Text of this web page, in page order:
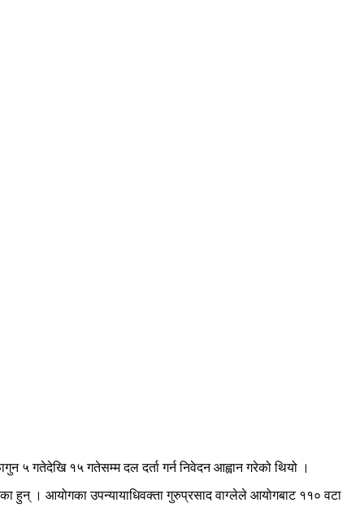
५ गतेदेखि १५ गतेसम्म दल दर्ता गर्न निवेदन आह्वान गरेको थियो ।
हुन् । आयोगका उपन्यायाधिवक्ता गुरुप्रसाद वाग्लेले आयोगबाट ११० वटा